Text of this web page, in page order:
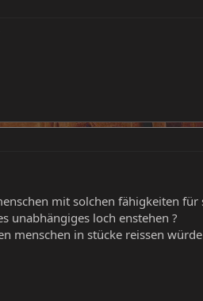
mit solchen fähigkeiten
unabhängiges loch enstehen ?
menschen in stücke reissen